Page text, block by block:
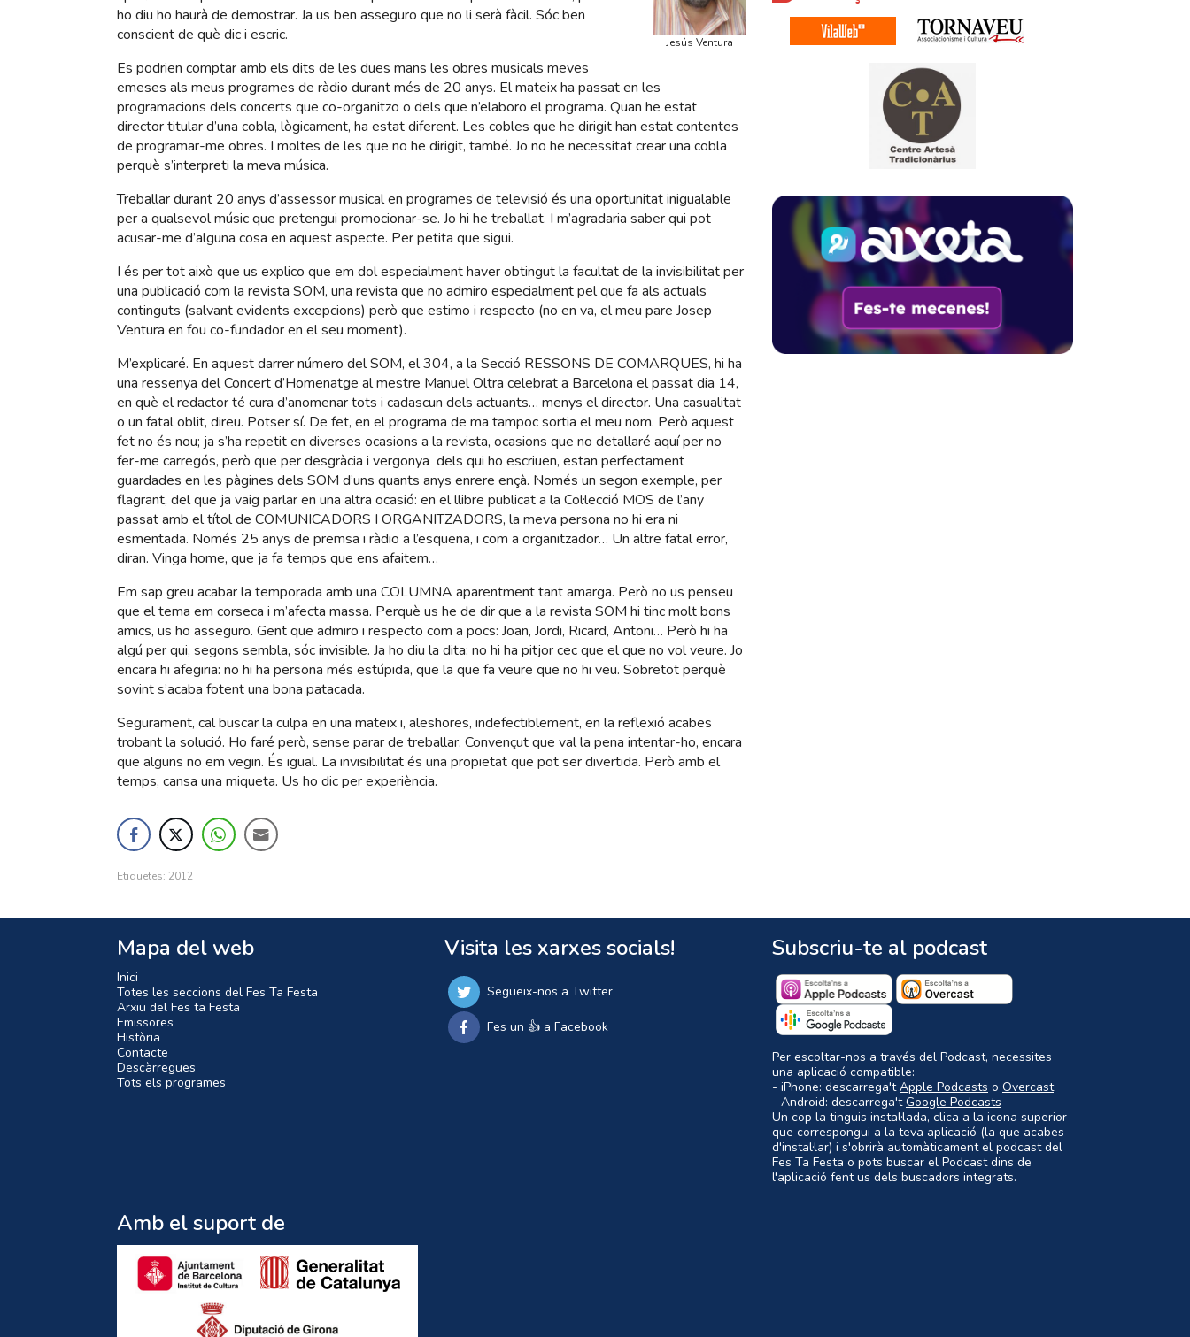
Jesús Ventura
ho diu ho haurà de demostrar. Ja us ben asseguro que no li serà fàcil. Sóc ben
conscient de què dic i escric.
Es podrien comptar amb els dits de les dues mans les obres musicals meves
emeses als meus programes de ràdio durant més de 20 anys. El mateix ha passat en les
programacions dels concerts que co-organitzo o dels que n’elaboro el programa. Quan he estat
director titular d’una cobla, lògicament, ha estat diferent. Les cobles que he dirigit han estat contentes
de programar-me obres. I moltes de les que no he dirigit, també. Jo no he necessitat crear una cobla
perquè s’interpreti la meva música.
Treballar durant 20 anys d’assessor musical en programes de televisió és una oportunitat inigualable
per a qualsevol músic que pretengui promocionar-se. Jo hi he treballat. I m’agradaria saber qui pot
acusar-me d’alguna cosa en aquest aspecte. Per petita que sigui.
I és per tot això que us explico que em dol especialment haver obtingut la facultat de la invisibilitat per
una publicació com la revista SOM, una revista que no admiro especialment pel que fa als actuals
continguts (salvant evidents excepcions) però que estimo i respecto (no en va, el meu pare Josep
Ventura en fou co-fundador en el seu moment).
M’explicaré. En aquest darrer número del SOM, el 304, a la Secció RESSONS DE COMARQUES, hi ha
una ressenya del Concert d’Homenatge al mestre Manuel Oltra celebrat a Barcelona el passat dia 14,
en què el redactor té cura d’anomenar tots i cadascun dels actuants… menys el director. Una casualitat
o un fatal oblit, direu. Potser sí. De fet, en el programa de ma tampoc sortia el meu nom. Però aquest
fet no és nou; ja s’ha repetit en diverses ocasions a la revista, ocasions que no detallaré aquí per no
fer-me carregós, però que per desgràcia i vergonya dels qui ho escriuen, estan perfectament
guardades en les pàgines dels SOM d’uns quants anys enrere ençà. Només un segon exemple, per
flagrant, del que ja vaig parlar en una altra ocasió: en el llibre publicat a la Col·lecció MOS de l’any
passat amb el títol de COMUNICADORS I ORGANITZADORS, la meva persona no hi era ni
esmentada. Només 25 anys de premsa i ràdio a l’esquena, i com a organitzador… Un altre fatal error,
diran. Vinga home, que ja fa temps que ens afaitem…
Em sap greu acabar la temporada amb una COLUMNA aparentment tant amarga. Però no us penseu
que el tema em corseca i m’afecta massa. Perquè us he de dir que a la revista SOM hi tinc molt bons
amics, us ho asseguro. Gent que admiro i respecto com a pocs: Joan, Jordi, Ricard, Antoni… Però hi ha
algú per qui, segons sembla, sóc invisible. Ja ho diu la dita: no hi ha pitjor cec que el que no vol veure. Jo
encara hi afegiria: no hi ha persona més estúpida, que la que fa veure que no hi veu. Sobretot perquè
sovint s’acaba fotent una bona patacada.
Segurament, cal buscar la culpa en una mateix i, aleshores, indefectiblement, en la reflexió acabes
trobant la solució. Ho faré però, sense parar de treballar. Convençut que val la pena intentar-ho, encara
que alguns no em vegin. És igual. La invisibilitat és una propietat que pot ser divertida. Però amb el
temps, cansa una miqueta. Us ho dic per experiència.
Etiquetes: 2012
Mapa del web
Inici
Totes les seccions del Fes Ta Festa
Arxiu del Fes ta Festa
Emissores
Història
Contacte
Descàrregues
Tots els programes
Visita les xarxes socials!
Segueix-nos a Twitter
Fes un 👍 a Facebook
Subscriu-te al podcast
Per escoltar-nos a través del Podcast, necessites
una aplicació compatible:
- iPhone: descarrega'tApple Podcasts o Overcast
- Android: descarrega'tGoogle Podcasts
Un cop la tinguis instal·lada, clica a la icona superior
que correspongui a la teva aplicació (la que acabes
d'instal·lar) i s'obrirà automàticament el podcast del
Fes Ta Festa o pots buscar el Podcast dins de
l'aplicació fent us dels buscadors integrats.
Amb el suport de